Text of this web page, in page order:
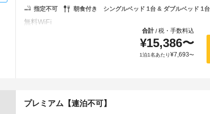
指定不可 朝食付き シングルベッド 1台 & ダブルベッド 1台
合計/税・手数料込
¥15,386〜
1泊1名あたり¥7,693〜
プレミアム【連泊不可】